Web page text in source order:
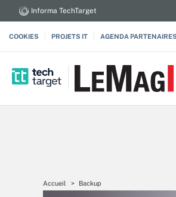
Informa TechTarget
COOKIES PROJETS IT AGENDA PARTENAIRES
Accueil Backup